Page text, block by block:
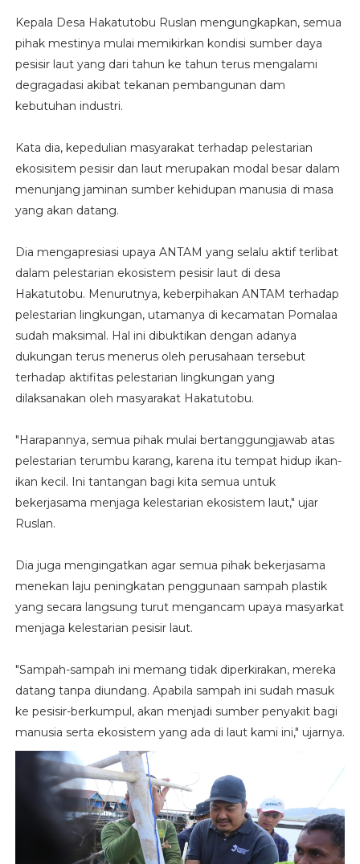
Kepala Desa Hakatutobu Ruslan mengungkapkan, semua
pihak mestinya mulai memikirkan kondisi sumber daya
pesisir laut yang dari tahun ke tahun terus mengalami
degragadasi akibat tekanan pembangunan dam
kebutuhan industri.
Kata dia, kepedulian masyarakat terhadap pelestarian
ekosisitem pesisir dan laut merupakan modal besar dalam
menunjang jaminan sumber kehidupan manusia di masa
yang akan datang.
Dia mengapresiasi upaya ANTAM yang selalu aktif terlibat
dalam pelestarian ekosistem pesisir laut di desa
Hakatutobu. Menurutnya, keberpihakan ANTAM terhadap
pelestarian lingkungan, utamanya di kecamatan Pomalaa
sudah maksimal. Hal ini dibuktikan dengan adanya
dukungan terus menerus oleh perusahaan tersebut
terhadap aktifitas pelestarian lingkungan yang
dilaksanakan oleh masyarakat Hakatutobu.
"Harapannya, semua pihak mulai bertanggungjawab atas
pelestarian terumbu karang, karena itu tempat hidup ikan-
ikan kecil. Ini tantangan bagi kita semua untuk
bekerjasama menjaga kelestarian ekosistem laut," ujar
Ruslan.
Dia juga mengingatkan agar semua pihak bekerjasama
menekan laju peningkatan penggunaan sampah plastik
yang secara langsung turut mengancam upaya masyarkat
menjaga kelestarian pesisir laut.
"Sampah-sampah ini memang tidak diperkirakan, mereka
datang tanpa diundang. Apabila sampah ini sudah masuk
ke pesisir-berkumpul, akan menjadi sumber penyakit bagi
manusia serta ekosistem yang ada di laut kami ini," ujarnya.